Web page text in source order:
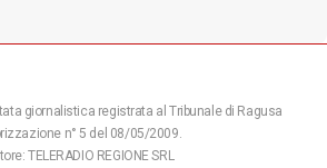
giornalistica registrata al Tribunale di Ragusa
n° 5 del 08/05/2009.
TELERADIO REGIONE SRL